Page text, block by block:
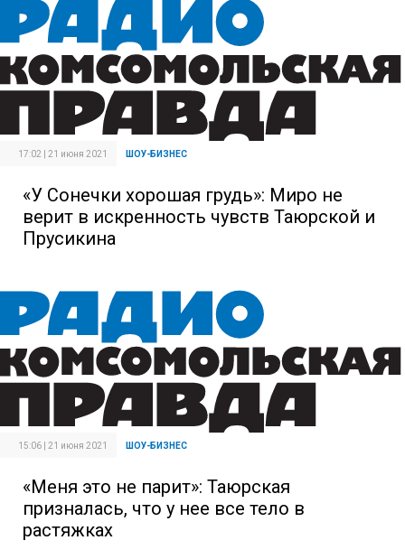
17:02 | 21 июня 2021 ШОУ-БИЗНЕС
«У Сонечки хорошая грудь»: Миро не
верит в искренность чувств Таюрской и
Прусикина
15:06 | 21 июня 2021 ШОУ-БИЗНЕС
«Меня это не парит»: Таюрская
призналась, что у нее все тело в
растяжках